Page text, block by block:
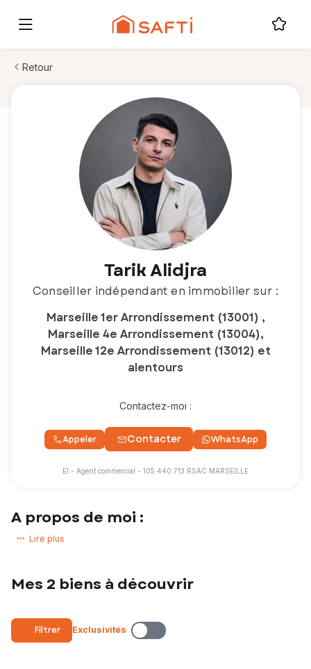
Retour
Tarik Alidjra
Conseiller indépendant en immobilier sur :
Marseille 1er Arrondissement (13001) ,
Marseille 4e Arrondissement (13004),
Marseille 12e Arrondissement (13012) et
alentours
Contactez-moi :
Appeler Contacter WhatsApp
EI - Agent commercial - 105 440 713 RSAC MARSEILLE
A propos de moi :
Vous avez un projet immobilier ? Vous souhaitez acheter ou vendre
leurs projets immobiliers se réalisent dans les meilleures conditions.
jusqu’à la signature chez le notaire. Vous avez ainsi l’assurance d’être
pleinement accompagné pour la vente ou l’achat de votre bien
immobilier.
Lire plus
Mes 2 biens à découvrir
Filtrer Exclusivités